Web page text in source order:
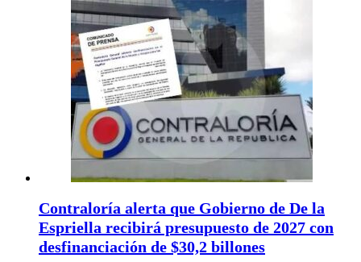
Contraloría alerta que Gobierno de De la
Espriella recibirá presupuesto de 2027 con
desfinanciación de $30,2 billones